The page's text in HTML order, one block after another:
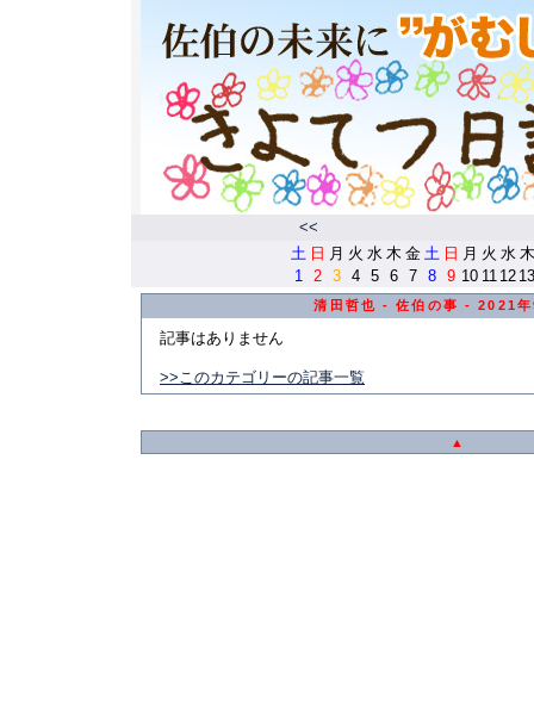
<<
土 日 月 火 水 木 金 土 日 月 火 水 木
1
2 3 4 5 6 7 8 9 10 11 12 13
清田哲也 - 佐伯の事 - 2021年
記事はありません
>>このカテゴリーの記事一覧
▲